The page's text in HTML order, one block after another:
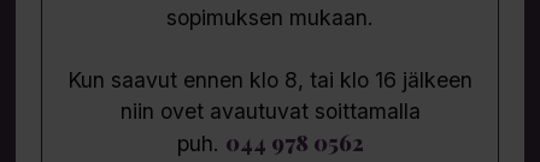
sopimuksen mukaan.
Kun saavut ennen klo 8, tai klo 16 jälkeen
niin ovet avautuvat soittamalla
puh. 044 978 0562